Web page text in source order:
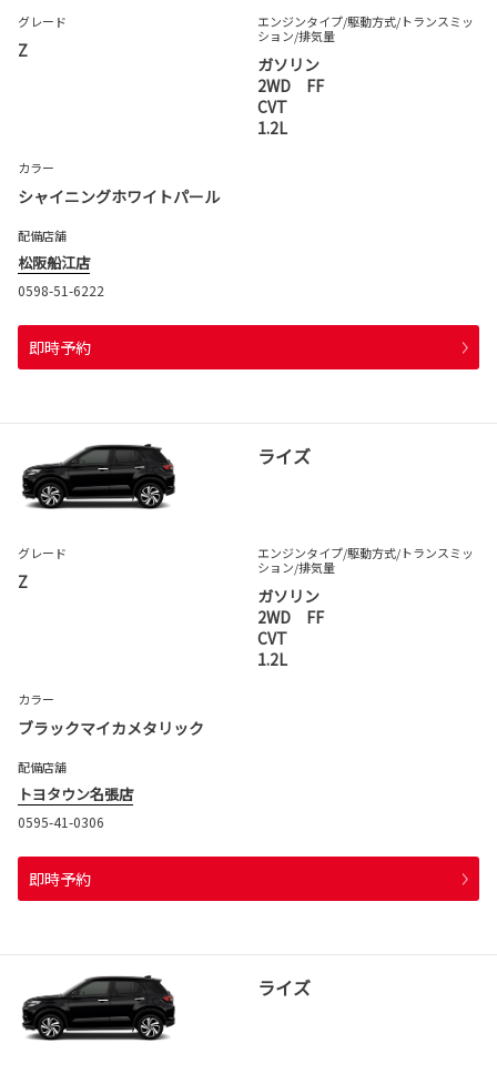
グレード
Z
エンジンタイプ/駆動方式/トランスミッ
ション/排気量
ガソリン
2WD FF
CVT
1.2L
カラー
シャイニングホワイトパール
配備店舗
松阪船江店
0598-51-6222
即時予約
ライズ
グレード
Z
エンジンタイプ/駆動方式/トランスミッ
ション/排気量
ガソリン
2WD FF
CVT
1.2L
カラー
ブラックマイカメタリック
配備店舗
トヨタウン名張店
0595-41-0306
即時予約
ライズ